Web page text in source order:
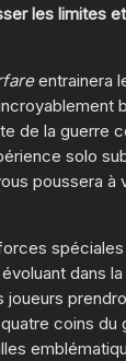
les limites
entrainera
de la guerre
solo
poussera à
dans
joueurs
coins du